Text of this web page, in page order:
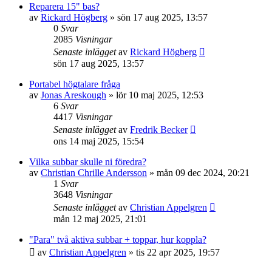
Reparera 15" bas?
av Rickard Högberg » sön 17 aug 2025, 13:57
0 Svar
2085 Visningar
Senaste inläggetav Rickard Högberg
sön 17 aug 2025, 13:57
Portabel högtalare fråga
av Jonas Areskough » lör 10 maj 2025, 12:53
6 Svar
4417 Visningar
Senaste inläggetav Fredrik Becker
ons 14 maj 2025, 15:54
Vilka subbar skulle ni föredra?
av Christian Chrille Andersson » mån 09 dec 2024, 20:21
1 Svar
3648 Visningar
Senaste inläggetav Christian Appelgren
mån 12 maj 2025, 21:01
"Para" två aktiva subbar + toppar, hur koppla?
av Christian Appelgren » tis 22 apr 2025, 19:57